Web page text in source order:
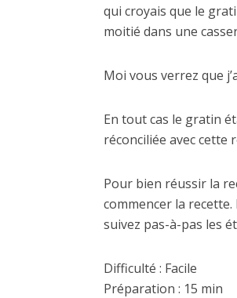
qui croyais que le
moitié dans une
Moi vous verrez que
En tout cas le gratin
réconciliée avec cette
Pour bien réussir la
commencer la
suivez pas-à-pas les
Difficulté : Facile
Préparation : 15 min